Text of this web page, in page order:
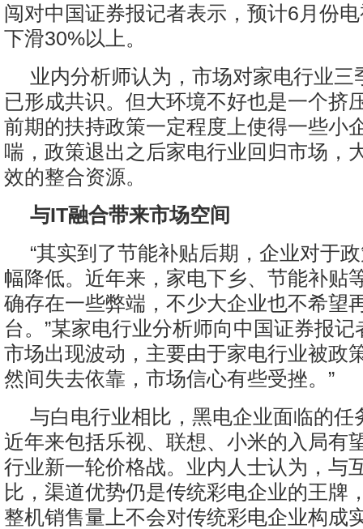
闯对中国证券报记者表示，预计6月份
下滑30%以上。
业内分析师认为，市场对家电行业三
已形成共识。但大环境不好也是一个挤
前期的扶持政策一定程度上使得一些小
喘，政策退出之后家电行业回归市场，
效的整合资源。
与IT融合带来市场空间
“其实到了节能补贴后期，企业对于
幅降低。近年来，家电下乡、节能补贴
确存在一些弊端，不少大企业也不希望
台。”某家电行业分析师向中国证券报记
市场出现波动，主要由于家电行业被政
然间失去依靠，市场信心有些受挫。”
与白电行业相比，黑电企业面临的任
近年来包括乐视、联想、小米的入局有
行业新一轮价格战。业内人士认为，与
比，渠道优势仍是传统彩电企业的王牌
整机销售量上不会对传统彩电企业构成